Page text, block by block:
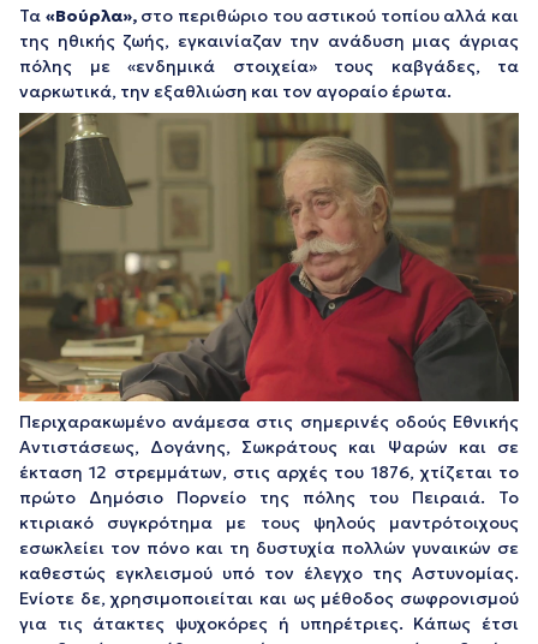
Τα «Βούρλα»,στο περιθώριο του αστικού τοπίου αλλά και
της ηθικής ζωής, εγκαινίαζαν την ανάδυση μιας άγριας
πόλης με «ενδημικά στοιχεία» τους καβγάδες, τα
ναρκωτικά, την εξαθλιώση και τον αγοραίο έρωτα.
Περιχαρακωμένο ανάμεσα στις σημερινές οδούς Εθνικής
Αντιστάσεως, Δογάνης, Σωκράτους και Ψαρών και σε
έκταση 12 στρεμμάτων, στις αρχές του 1876, χτίζεται το
πρώτο Δημόσιο Πορνείο της πόλης του Πειραιά. Το
κτιριακό συγκρότημα με τους ψηλούς μαντρότοιχους
εσωκλείει τον πόνο και τη δυστυχία πολλών γυναικών σε
καθεστώς εγκλεισμού υπό τον έλεγχο της Αστυνομίας.
Ενίοτε δε, χρησιμοποιείται και ως μέθοδος σωφρονισμού
για τις άτακτες ψυχοκόρες ή υπηρέτριες. Κάπως έτσι